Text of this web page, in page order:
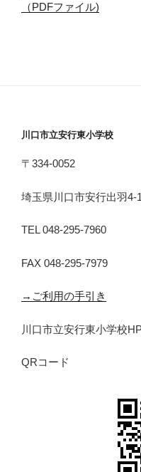
（PDFファイル)
川口市立安行東小学校
〒334-0052
埼玉県川口市安行出羽4-
TEL 048-295-7960
FAX 048-295-7979
→ご利用の手引き
川口市立安行東小学校
QRコード